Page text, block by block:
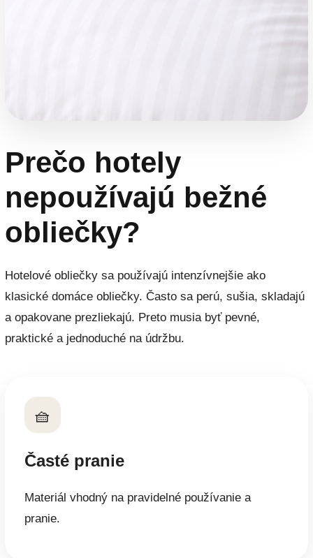
Prečo hotely
nepoužívajú bežné
obliečky?
Hotelové obliečky sa používajú intenzívnejšie ako
klasické domáce obliečky. Často sa perú, sušia, skladajú
a opakovane prezliekajú. Preto musia byť pevné,
praktické a jednoduché na údržbu.
🧺
Časté pranie
Materiál vhodný na pravidelné používanie a
pranie.